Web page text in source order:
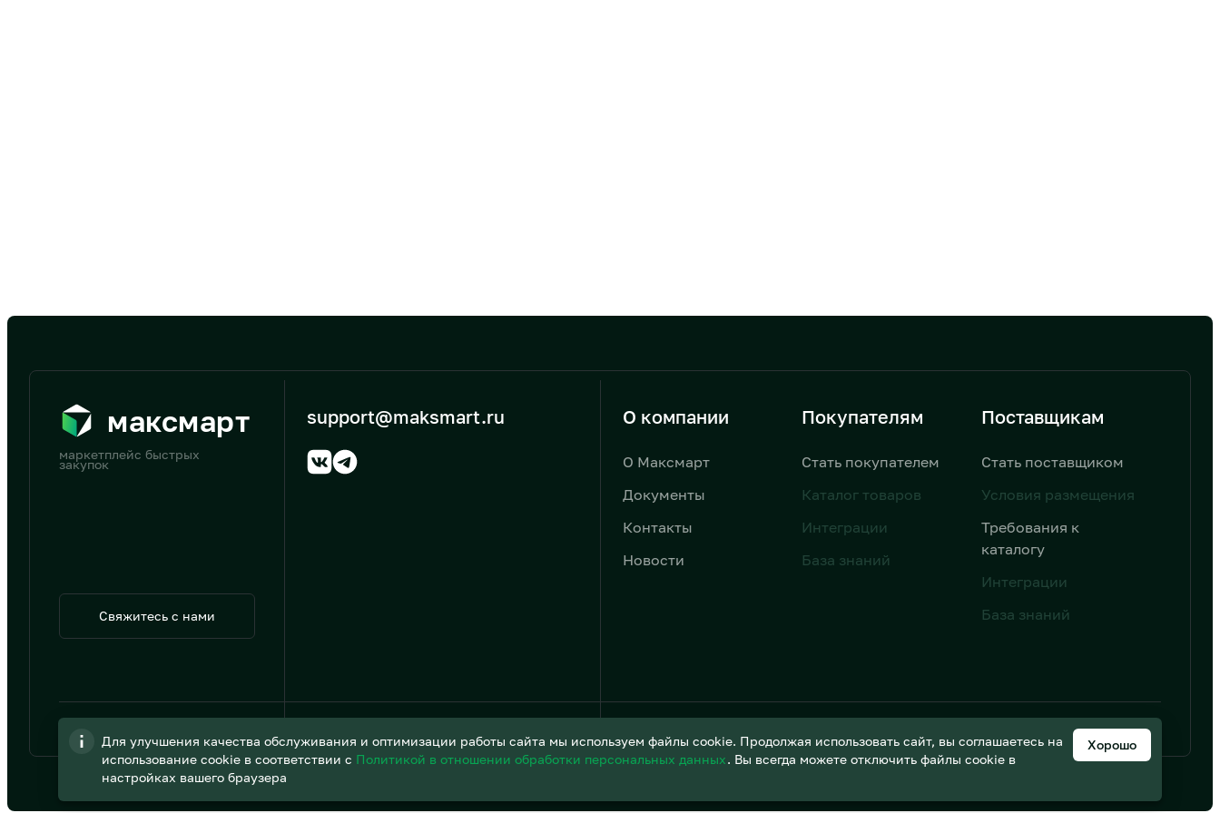
максмарт
маркетплейс быстрых
закупок
Свяжитесь с нами
support@maksmart.ru О компании
О Максмарт
Документы
Контакты
Новости
Покупателям
Стать покупателем
Каталог товаров
Интеграции
База знаний
Поставщикам
Стать поставщиком
Условия размещения
Требования к
каталогу
Интеграции
База знаний
Дизайн от AIC
Для улучшения качества обслуживания и оптимизации работы сайта мы используем файлы cookie. Продолжая использовать сайт, вы соглашаетесь на
использование cookie в соответствии с Политикой в отношении обработки персональных данных. Вы всегда можете отключить файлы cookie в
настройках вашего браузера
Хорошо